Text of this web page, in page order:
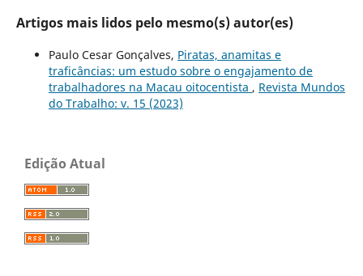
Artigos mais lidos pelo mesmo(s) autor(es)
Paulo Cesar Gonçalves, Piratas, anamitas e
traficâncias: um estudo sobre o engajamento de
trabalhadores na Macau oitocentista , Revista Mundos
do Trabalho: v. 15 (2023)
Edição Atual